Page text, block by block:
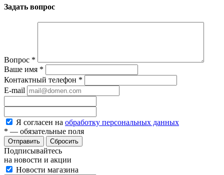
Задать вопрос
Вопрос *
Ваше имя *
Контактный телефон *
E-mail
Я согласен на обработку персональных данных
* — обязательные поля
Сбросить
Подписывайтесь
на новости и акции
Новости магазина